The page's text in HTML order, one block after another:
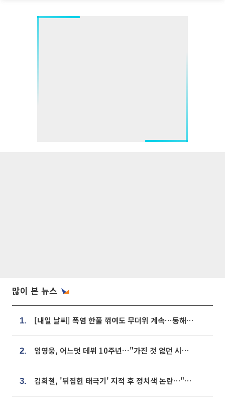
많이 본 뉴스
1. [내일 날씨] 폭염 한풀 꺾여도 무더위 계속⋯동해안 이틀 연속 비
2. 임영웅, 어느덧 데뷔 10주년⋯"가진 것 없던 시절, 내 앞엔 20명의 팬뿐"
3. 김희철, '뒤집힌 태극기' 지적 후 정치색 논란…"좌우 떠나 우리나라 국기"